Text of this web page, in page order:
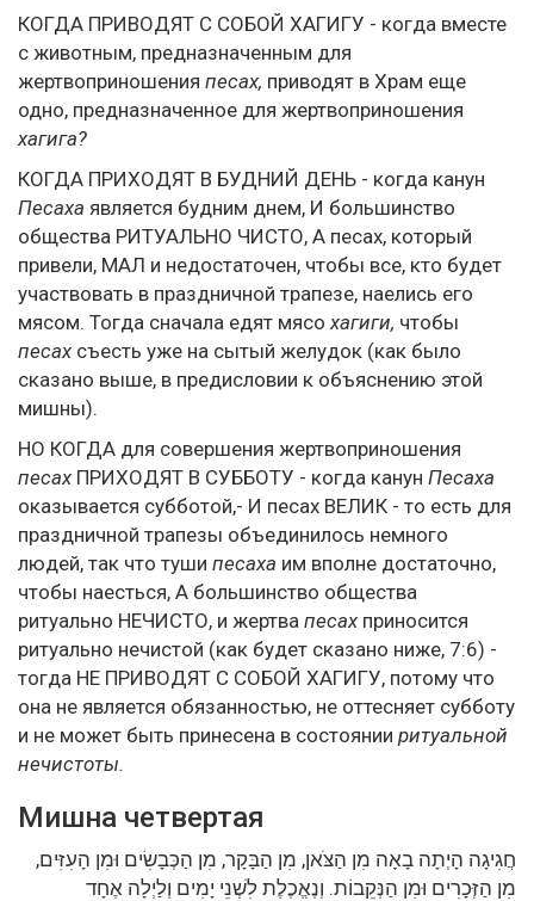
КОГДА ПРИВОДЯТ С СОБОЙ ХАГИГУ - когда вместе
с животным, предназначенным для
жертвоприношения песах, приводят в Храм еще
одно, предназначенное для жертвоприношения
хагига?
КОГДА ПРИХОДЯТ В БУДНИЙ ДЕНЬ - когда канун
Песаха является будним днем, И большинство
общества РИТУАЛЬНО ЧИСТО, А песах, который
привели, МАЛ и недостаточен, чтобы все, кто будет
участвовать в праздничной трапезе, наелись его
мясом. Тогда сначала едят мясохагиги, чтобы
песах съесть уже на сытый желудок (как было
сказано выше, в предисловии к объяснению этой
мишны).
НО КОГДА для совершения жертвоприношения
песах ПРИХОДЯТ В СУББОТУ - когда канун Песаха
оказывается субботой,- И песах ВЕЛИК - то есть для
праздничной трапезы объединилось немного
людей, так что туши песаха им вполне достаточно,
чтобы наесться, А большинство общества
ритуально НЕЧИСТО, и жертва песах приносится
ритуально нечистой (как будет сказано ниже, 7:6) -
тогда НЕ ПРИВОДЯТ С СОБОЙ ХАГИГУ, потому что
она не является обязанностью, не оттесняет субботу
и не может быть принесена в состоянии ритуальной
нечистоты.
Мишна четвертая
חֲגִיגָה הָיְתָה בָאָה מִן הַצֹּאן, מִן הַבָּקָר, מִן הַכְּבָשִׂים וּמִן הָעִזִּים,
מִן הַזְּכָרִים וּמִן הַנְּקֵבוֹת. וְנֶאֱכֶלֶת לִשְׁנֵי יָמִים וְלַיְלָה אֶחָד